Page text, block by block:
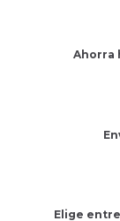
Ahorra
Elige